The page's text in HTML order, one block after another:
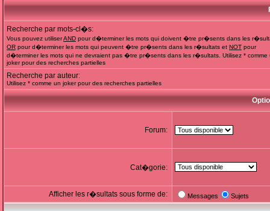
Recherche par mots-cl�s:
Vous pouvez utiliserAND pour d�terminer les mots qui doivent �tre pr�sents dans les
OR pour d�terminer les mots qui peuvent �tre pr�sents dans les r�sultats et NOT pour
d�terminer les mots qui ne devraient pas �tre pr�sents dans les r�sultats. Utilisez * comme
joker pour des recherches partielles
Recherche par auteur:
Utilisez * comme un joker pour des recherches partielles
Forum:
Cat�gorie:
Afficher les r�sultats sous forme de: Messages Sujets